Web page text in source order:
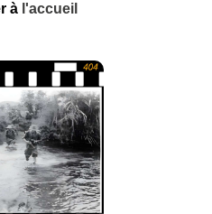
à l'accueil